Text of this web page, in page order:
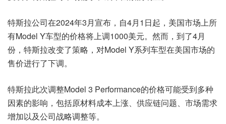
特斯拉公司在2024年3月宣布，自4月1日起，美国市场上所
有Model Y车型的价格将上调1000美元。然而，到了4月
份，特斯拉改变了策略，对Model Y系列车型在美国市场的
售价进行了下调。
特斯拉此次调整Model 3 Performance的价格可能受到多种
因素的影响，包括原材料成本上涨、供应链问题、市场需求
增加以及公司战略调整等。